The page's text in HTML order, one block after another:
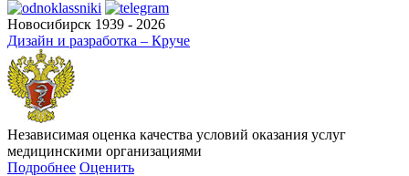
Новосибирск 1939 - 2026
Дизайн и разработка – Круче
Независимая оценка качества условий оказания услуг
медицинскими организациями
Подробнее Оценить